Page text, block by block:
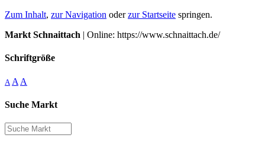
Zum Inhalt, zur Navigation oderzur Startseite springen.
Markt Schnaittach | Online: https://www.schnaittach.de/
Schriftgröße
A A A
Suche Markt